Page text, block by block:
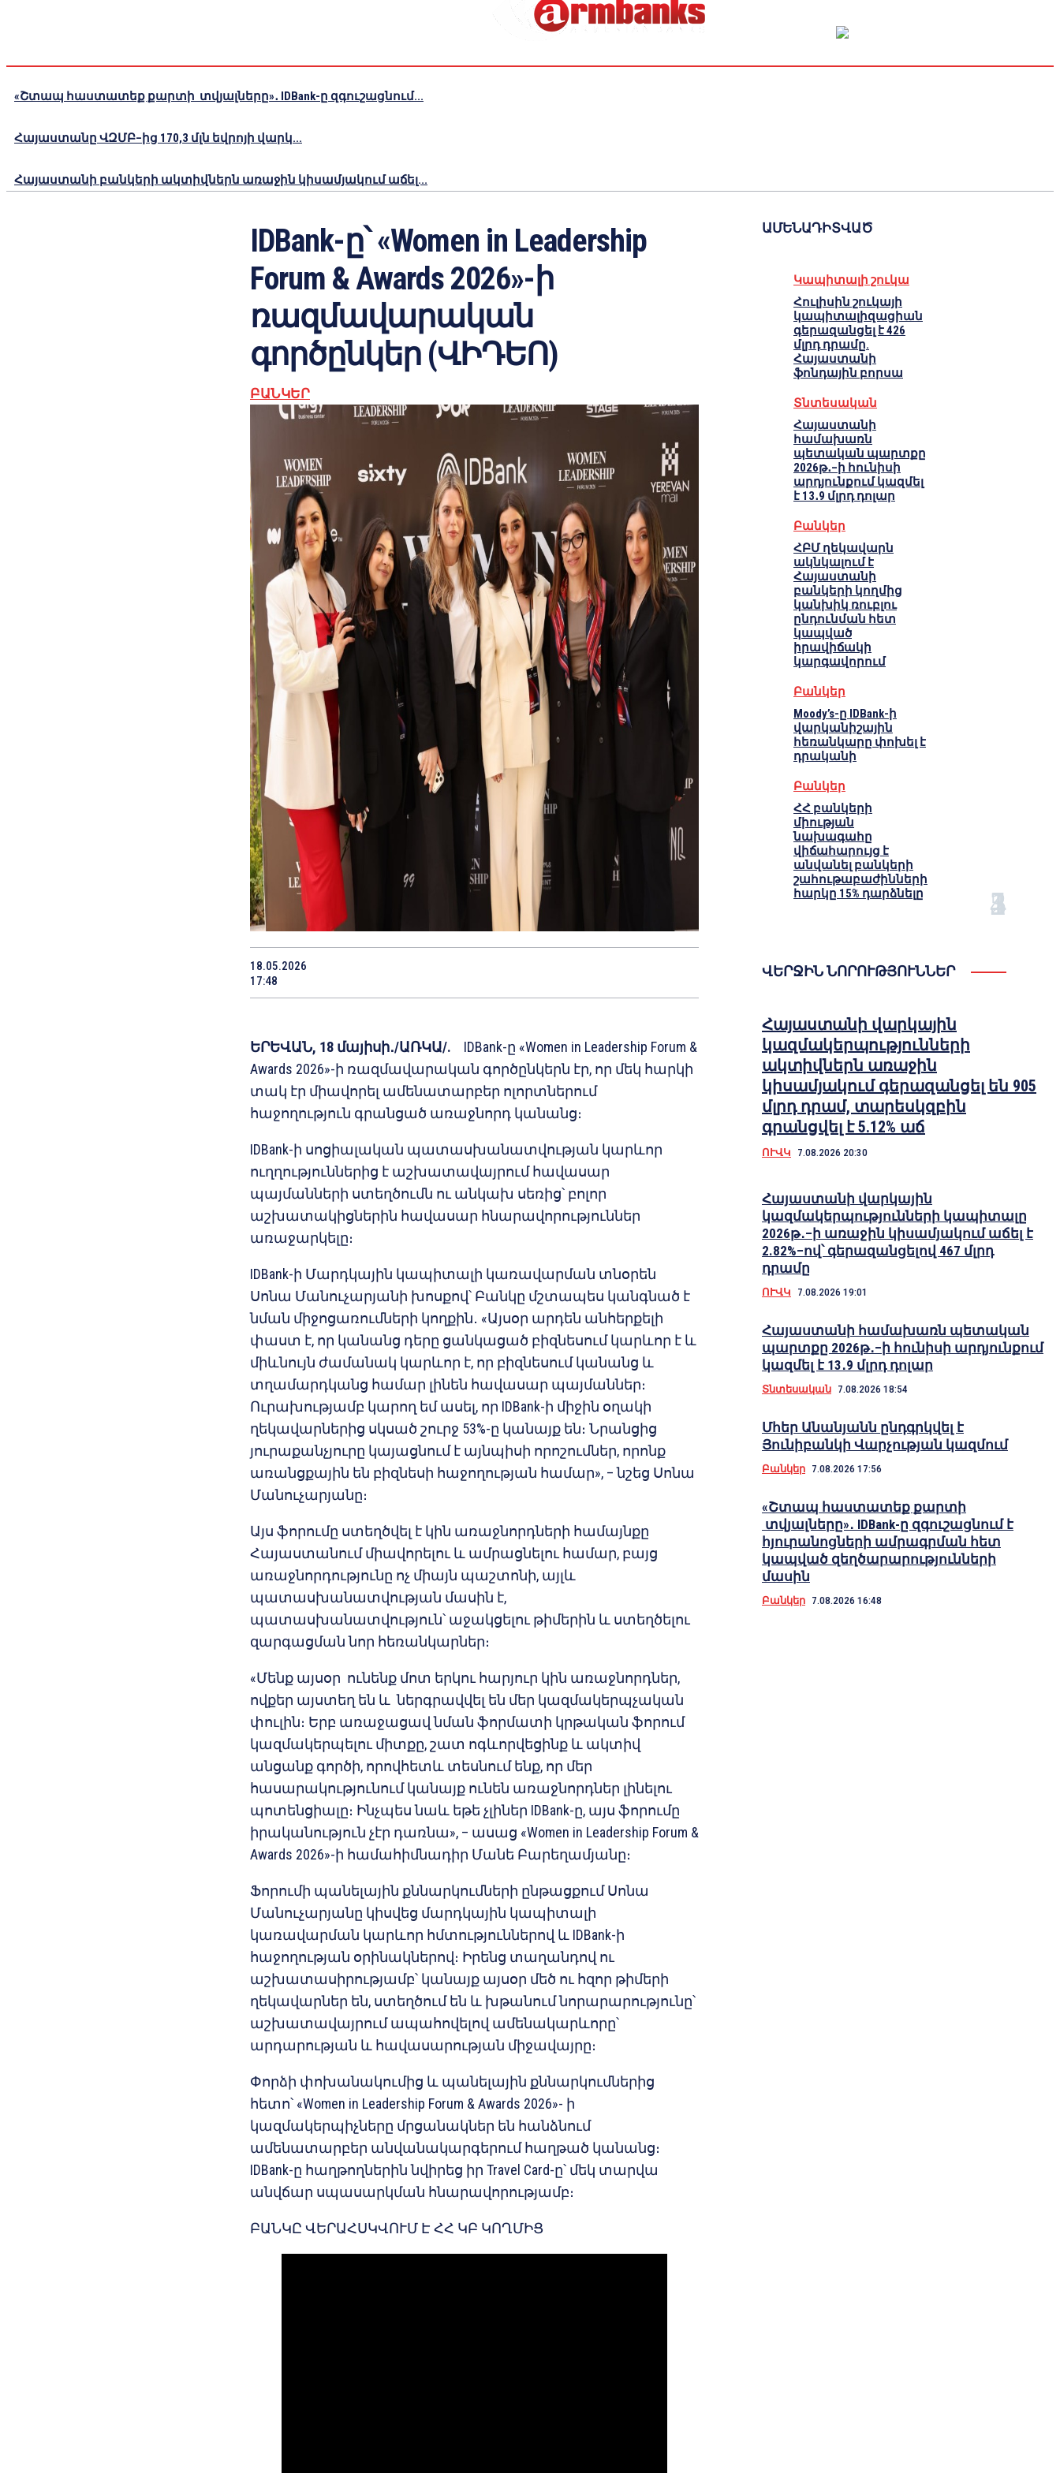
«Շտապ հաստատեք քարտի տվյալները»․ IDBank-ը զգուշացնում...
Հայաստանը ՎԶՄԲ–ից 170,3 մլն եվրոյի վարկ...
Հայաստանի բանկերի ակտիվներն առաջին կիսամյակում աճել...
IDBank-ը՝ «Women in Leadership
Forum & Awards 2026»-ի
ռազմավարական
գործընկեր (ՎԻԴԵՈ)
ԲԱՆԿԵՐ
18.05.2026
17:48
ԵՐԵՎԱՆ, 18 մայիսի․/ԱՌԿԱ/. IDBank-ը «Women in Leadership Forum &
Awards 2026»-ի ռազմավարական գործընկերն էր, որ մեկ հարկի
տակ էր միավորել ամենատարբեր ոլորտներում
հաջողություն գրանցած առաջնորդ կանանց։
IDBank-ի սոցիալական պատասխանատվության կարևոր
ուղղություններից է աշխատավայրում հավասար
պայմանների ստեղծումն ու անկախ սեռից՝ բոլոր
աշխատակիցներին հավասար հնարավորություններ
առաջարկելը։
IDBank-ի Մարդկային կապիտալի կառավարման տնօրեն
Սոնա Մանուչարյանի խոսքով՝ Բանկը մշտապես կանգնած է
նման միջոցառումների կողքին․ «Այսօր արդեն անհերքելի
փաստ է, որ կանանց դերը ցանկացած բիզնեսում կարևոր է և
միևնույն ժամանակ կարևոր է, որ բիզնեսում կանանց և
տղամարդկանց համար լինեն հավասար պայմաններ։
Ուրախությամբ կարող եմ ասել, որ IDBank-ի միջին օղակի
ղեկավարներից սկսած շուրջ 53%-ը կանայք են։ Նրանցից
յուրաքանչյուրը կայացնում է այնպիսի որոշումներ, որոնք
առանցքային են բիզնեսի հաջողության համար», – նշեց Սոնա
Մանուչարյանը։
Այս ֆորումը ստեղծվել է կին առաջնորդների համայնքը
Հայաստանում միավորելու և ամրացնելու համար, բայց
առաջնորդությունը ոչ միայն պաշտոնի, այլև
պատասխանատվության մասին է,
պատասխանատվություն՝ աջակցելու թիմերին և ստեղծելու
զարգացման նոր հեռանկարներ։
«Մենք այսօր ունենք մոտ երկու հարյուր կին առաջնորդներ,
ովքեր այստեղ են և ներգրավվել են մեր կազմակերպչական
փուլին։ Երբ առաջացավ նման ֆորմատի կրթական ֆորում
կազմակերպելու միտքը, շատ ոգևորվեցինք և ակտիվ
անցանք գործի, որովհետև տեսնում ենք, որ մեր
հասարակությունում կանայք ունեն առաջնորդներ լինելու
պոտենցիալը։ Ինչպես նաև եթե չլիներ IDBank-ը, այս ֆորումը
իրականություն չէր դառնա», – ասաց «Women in Leadership Forum &
Awards 2026»-ի համահիմնադիր Մանե Բարեղամյանը։
Ֆորումի պանելային քննարկումների ընթացքում Սոնա
Մանուչարյանը կիսվեց մարդկային կապիտալի
կառավարման կարևոր հմտություններով և IDBank-ի
հաջողության օրինակներով։ Իրենց տաղանդով ու
աշխատասիրությամբ՝ կանայք այսօր մեծ ու հզոր թիմերի
ղեկավարներ են, ստեղծում են և խթանում նորարարությունը՝
աշխատավայրում ապահովելով ամենակարևորը՝
արդարության և հավասարության միջավայրը։
Փորձի փոխանակումից և պանելային քննարկումներից
հետո՝ «Women in Leadership Forum & Awards 2026»- ի
կազմակերպիչները մրցանակներ են հանձնում
ամենատարբեր անվանակարգերում հաղթած կանանց։
IDBank-ը հաղթողներին նվիրեց իր Travel Card-ը՝ մեկ տարվա
անվճար սպասարկման հնարավորությամբ։
ԲԱՆԿԸ ՎԵՐԱՀՍԿՎՈՒՄ Է ՀՀ ԿԲ ԿՈՂՄԻՑ
ԱՄԵՆԱԴԻՏՎԱԾ
Կապիտալի շուկա
Հուլիսին շուկայի
կապիտալիզացիան
գերազանցել է 426
մլրդ դրամը.
Հայաստանի
ֆոնդային բորսա
Տնտեսական
Հայաստանի
համախառն
պետական պարտքը
2026թ․–ի հունիսի
արդյունքում կազմել
է 13․9 մլրդ դոլար
Բանկեր
ՀԲՄ ղեկավարն
ակնկալում է
Հայաստանի
բանկերի կողմից
կանխիկ ռուբլու
ընդունման հետ
կապված
իրավիճակի
կարգավորում
Բանկեր
Moody’s-ը IDBank-ի
վարկանիշային
հեռանկարը փոխել է
դրականի
Բանկեր
ՀՀ բանկերի
միության
նախագահը
վիճահարույց է
անվանել բանկերի
շահութաբաժինների
հարկը 15% դարձնելը
ՎԵՐՋԻՆ ՆՈՐՈՒԹՅՈՒՆՆԵՐ
Հայաստանի վարկային
կազմակերպությունների
ակտիվներն առաջին
կիսամյակում գերազանցել են 905
մլրդ դրամ, տարեսկզբին
գրանցվել է 5.12% աճ
ՈՒՎԿ 7.08.2026 20:30
Հայաստանի վարկային
կազմակերպությունների կապիտալը
2026թ․–ի առաջին կիսամյակում աճել է
2.82%–ով՝ գերազանցելով 467 մլրդ
դրամը
ՈՒՎԿ 7.08.2026 19:01
Հայաստանի համախառն պետական
պարտքը 2026թ․–ի հունիսի արդյունքում
կազմել է 13․9 մլրդ դոլար
Տնտեսական 7.08.2026 18:54
Մհեր Անանյանն ընդգրկվել է
Յունիբանկի Վարչության կազմում
Բանկեր 7.08.2026 17:56
«Շտապ հաստատեք քարտի
տվյալները»․ IDBank-ը զգուշացնում է
հյուրանոցների ամրագրման հետ
կապված զեղծարարությունների
մասին
Բանկեր 7.08.2026 16:48